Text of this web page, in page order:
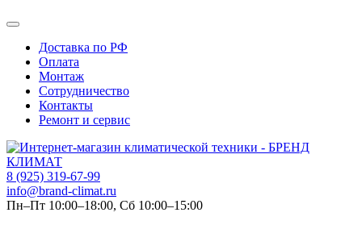
Доставка по РФ
Оплата
Монтаж
Сотрудничество
Контакты
Ремонт и сервис
8 (925) 319-67-99
info@brand-climat.ru
Пн–Пт 10:00–18:00, Сб 10:00–15:00